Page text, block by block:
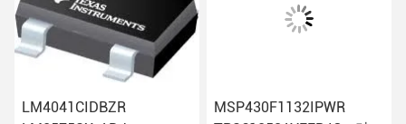
LM4041CIDBZR
MSP430F1132IPWR